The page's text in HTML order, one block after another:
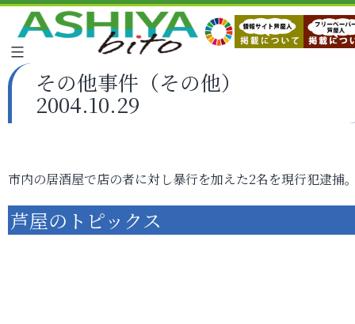
その他事件（その他）
2004.10.29
市内の居酒屋で店の者に対し暴行を加えた2名を現行犯逮捕
芦屋のトピックス